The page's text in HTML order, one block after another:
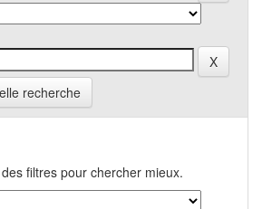
recherche
filtres pour chercher mieux.